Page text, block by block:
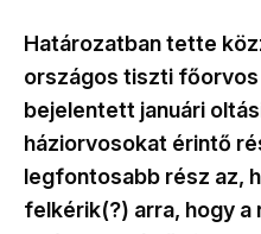
Határozatban tette
országos tiszti
bejelentett januári
háziorvosokat érintő
legfontosabb rész az,
felkérik(?) arra, hogy